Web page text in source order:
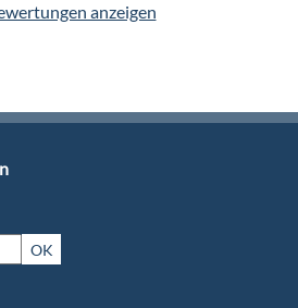
anzeigen
OK